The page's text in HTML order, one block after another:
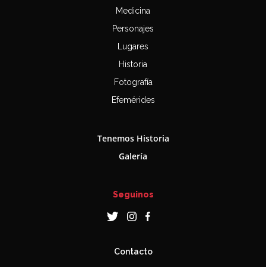
Medicina
Personajes
Lugares
Historia
Fotografía
Efemérides
Tenemos Historia
Galería
Seguinos
Contacto